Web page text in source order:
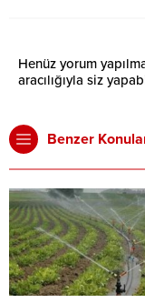
Henüz yorum
aracılığıyla siz
Benzer